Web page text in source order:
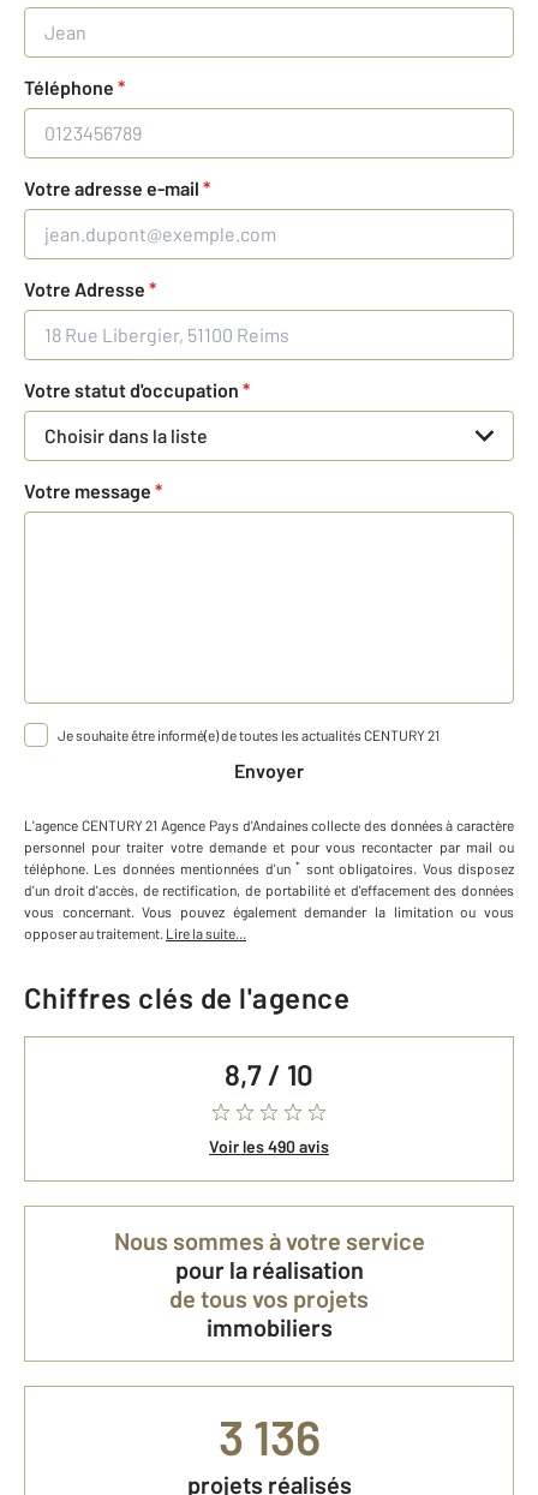
Téléphone *
Votre adresse e-mail *
Votre Adresse *
Votre statut d'occupation *
Choisir dans la liste
Votre message *
Je souhaite être informé(e) de toutes les actualités CENTURY 21
Envoyer
L'agence CENTURY 21 Agence Pays d'Andainescollecte des données à caractère
personnel pour traiter votre demande et pour vous recontacter par mail ou
téléphone. Les données mentionnées d'un * sont obligatoires. Vous disposez
d'un droit d'accès, de rectification, de portabilité et d'effacement des données
vous concernant. Vous pouvez également demander la limitation ou vous
opposer au traitement. Lire la suite...
Chiffres clés de l'agence
8,7 / 10
Voir les 490 avis
Nous sommes à votre service
pour la réalisation
de tous vos projets
immobiliers
3 136
projets réalisés